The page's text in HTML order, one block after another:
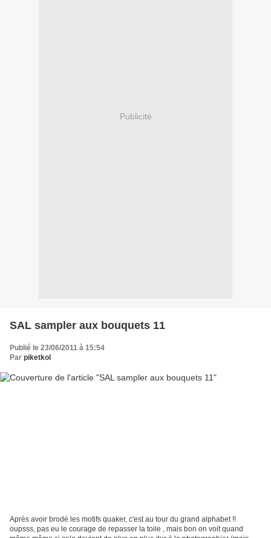
Publicité
SAL sampler aux bouquets 11
Publié le 23/06/2011 à 15:54
Par piketkol
Après avoir brodé les motifs quaker, c'est au tour du grand alphabet !!
oupsss, pas eu le courage de repasser la toile , mais bon on voit quand